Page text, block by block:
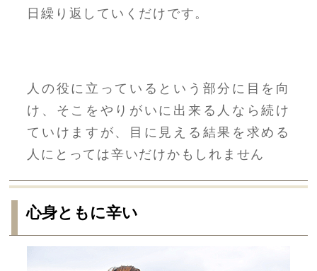
日繰り返していくだけです。
人の役に立っているという部分に目を向
け、そこをやりがいに出来る人なら続け
ていけますが、目に見える結果を求める
人にとっては辛いだけかもしれません
心身ともに辛い